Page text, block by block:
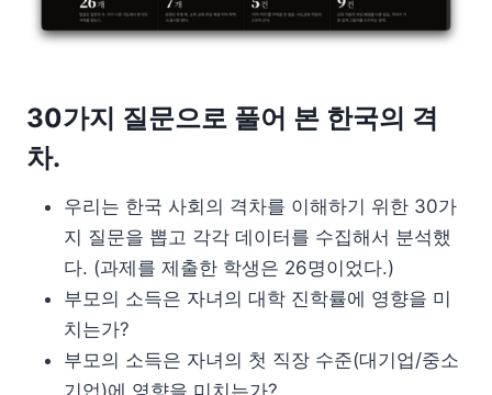
30가지 질문으로 풀어 본 한국의 격
차.
우리는 한국 사회의 격차를 이해하기 위한 30가
지 질문을 뽑고 각각 데이터를 수집해서 분석했
다. (과제를 제출한 학생은 26명이었다.)
부모의 소득은 자녀의 대학 진학률에 영향을 미
치는가?
부모의 소득은 자녀의 첫 직장 수준(대기업/중소